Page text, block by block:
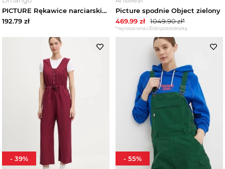
PICTURE Rękawice narciarskie "McTigga" w kolorze jasnobrązowym rozmiar: 6
192.79 zł
Picture spodnie Object zielony
469.99 zł 1049.90zł*
*najniższa cena z 30 dni przed obniżką
- 39% - 55%